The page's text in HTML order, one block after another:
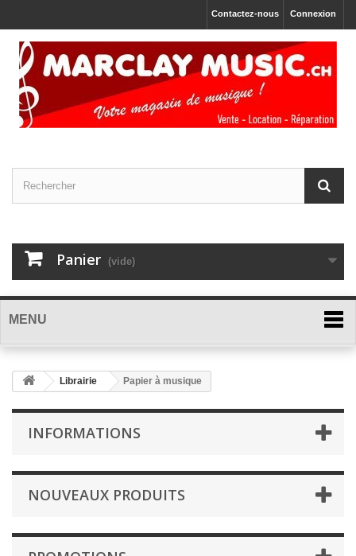
Connexion
Contactez-nous
Panier (vide)
MENU
Librairie Papier à musique
INFORMATIONS
NOUVEAUX PRODUITS